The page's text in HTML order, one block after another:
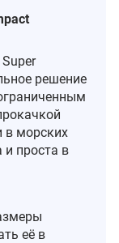
решение
в морских
и проста в
её в